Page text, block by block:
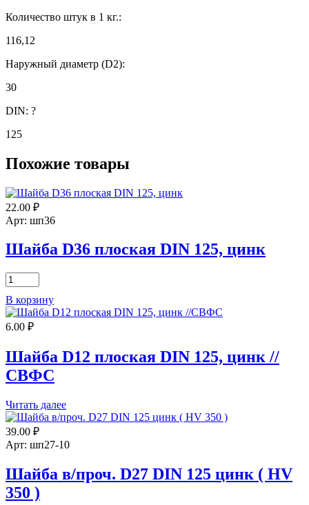
Количество штук в 1 кг.:
116,12
Наружный диаметр (D2):
30
DIN: ?
125
Похожие товары
22.00 ₽
Арт: шп36
Шайба D36 плоская DIN 125, цинк
Количество
товара
Шайба
D36
плоская
125,
цинк
В корзину
6.00 ₽
Шайба D12 плоская DIN 125, цинк //
СВФС
Читать далее
39.00 ₽
Арт: шп27-10
Шайба в/проч. D27 DIN 125 цинк ( HV
350 )